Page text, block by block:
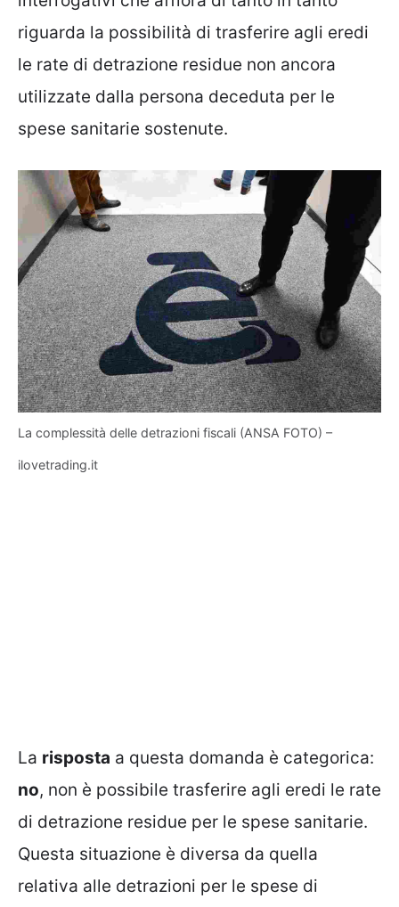
riguarda la possibilità di trasferire agli eredi
le rate di detrazione residue non ancora
utilizzate dalla persona deceduta per le
spese sanitarie sostenute.
La complessità delle detrazioni fiscali (ANSA FOTO) –
ilovetrading.it
La risposta a questa domanda è categorica:
no, non è possibile trasferire agli eredi le rate
di detrazione residue per le spese sanitarie.
Questa situazione è diversa da quella
relativa alle detrazioni per le spese di